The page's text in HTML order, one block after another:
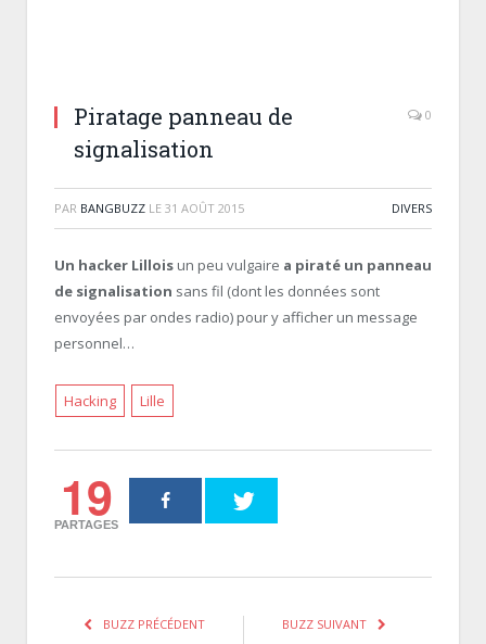
Piratage panneau de
signalisation
0
PAR BANGBUZZ LE 31 AOÛT 2015 DIVERS
Un hacker Lillois un peu vulgaire a piraté un panneau
de signalisation sans fil (dont les données sont
envoyées par ondes radio) pour y afficher un message
personnel…
Hacking Lille
19
PARTAGES
BUZZ PRÉCÉDENT BUZZ SUIVANT